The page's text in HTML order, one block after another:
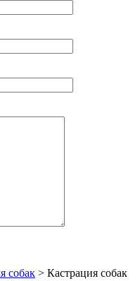
собак > Кастрация собак